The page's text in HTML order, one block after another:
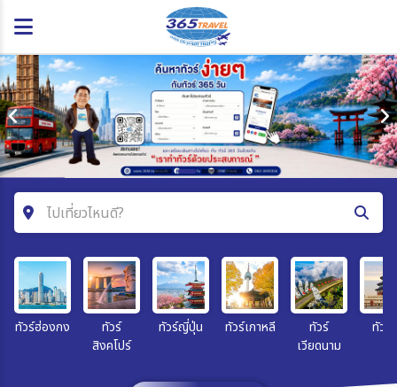
ไปเที่ยวไหนดี?
ค้นหาโปรแกรมทัวร์
คำค้นหา
ทัวร์ฮ่องกง
ทัวร์
สิงคโปร์
ทัวร์ญี่ปุ่น ทัวร์เกาหลี
ทัวร์
เวียดนาม
ทัวร์